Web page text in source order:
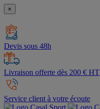
×
Devis sous 48h
Livraison offerte dès 200 € HT
Service client à votre écoute